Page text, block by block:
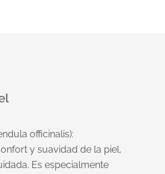
officinalis):
y suavidad de la piel,
Es especialmente